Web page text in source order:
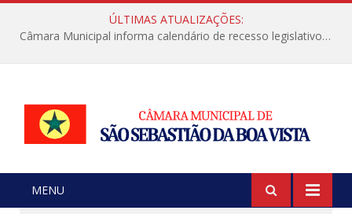
ÚLTIMAS ATUALIZAÇÕES:
Câmara Municipal informa calendário de recesso legislativo de julho
MENU